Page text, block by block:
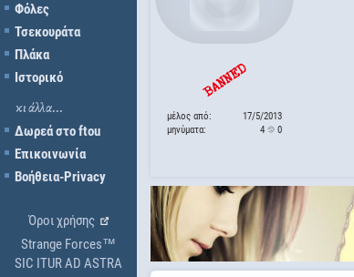
Φόλες
Τσεκουράτα
Πλάκα
Ιστορικό
κι άλλα...
Δωρεά στο ftou
Επικοινωνία
Βοήθεια-Privacy
Όροι χρήσης
Strange Forces™
SIC ITUR AD ASTRA
μέλος από:
17/5/2013
μηνύματα:
4 0